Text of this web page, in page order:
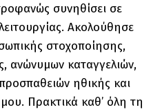
συνηθίσει σε
Ακολούθησε
στοχοποίησης,
ανώνυμων καταγγελιών,
ηθικής και
Πρακτικά καθ’ όλη τη